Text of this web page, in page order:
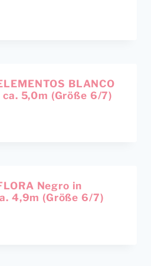
BLANCO
5,0m (Größe 6/7)
Negro in
4,9m (Größe 6/7)